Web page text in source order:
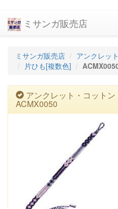
ミサンガ販売店
ミサンガ販売店 アンクレット
片ひも[複数色]
アンクレット・コット
ACMX0050